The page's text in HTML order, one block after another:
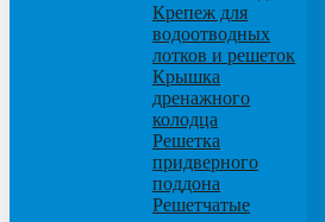
Крепеж для
водоотводных
лотков и решеток
Крышка
дренажного
колодца
Решетка
придверного
поддона
Решетчатые